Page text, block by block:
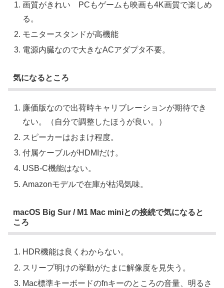
画質がきれい PCもゲームも映画も4K画質で楽しめ
る。
モニタースタンドが高機能
電源内臓なので大きなACアダプタ不要。
気になるところ
廉価版なので出荷時キャリブレーションが期待でき
ない。（自分で調整したほうが良い。）
スピーカーはおまけ程度。
付属ケーブルがHDMIだけ。
USB-C機能はない。
Amazonモデルで在庫が枯渇気味。
macOS Big Sur / M1 Mac miniとの接続で気になると
ころ
HDR機能は良くわからない。
スリープ明けの挙動がたまに解像度を見失う。
Mac標準キーボードのfnキーのところの音量、明るさ